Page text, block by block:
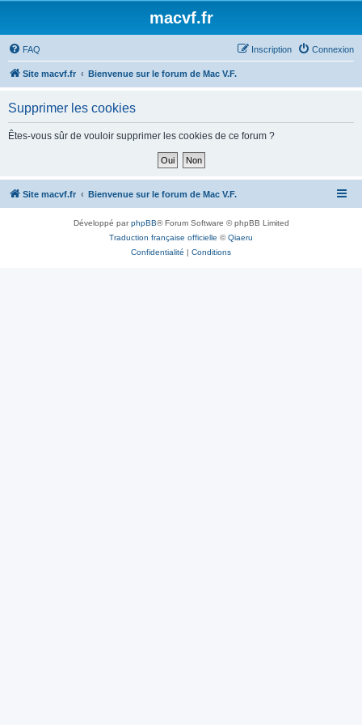
macvf.fr
FAQ Connexion
Inscription
Site macvf.fr Bienvenue sur le forum de Mac V.F.
Supprimer les cookies
Êtes-vous sûr de vouloir supprimer les cookies de ce forum ?
Site macvf.fr Bienvenue sur le forum de Mac V.F.
Développé parphpBB® Forum Software © phpBB Limited
Traduction française officielle ©Qiaeru
Confidentialité | Conditions